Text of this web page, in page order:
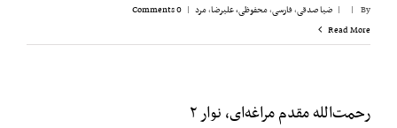
By
|
| ضیا صدقی,فارسی,محفوظی، علیرضا,مرد |
0 Comments
Read More
رحمت‌الله مقدم مراغه‌ای، نوار ۲